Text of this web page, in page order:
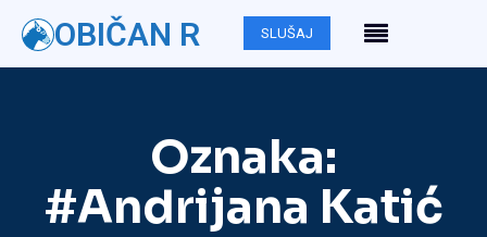
OBIČAN R SLUŠAJ
Oznaka:
#Andrijana Katić